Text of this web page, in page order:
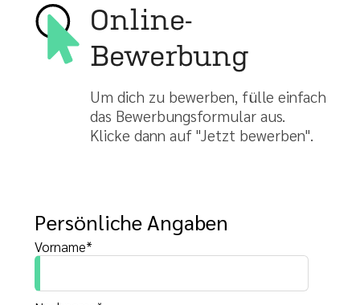
Online-
Bewerbung
Um dich zu bewerben, fülle einfach
das Bewerbungsformular aus.
Klicke dann auf "Jetzt bewerben".